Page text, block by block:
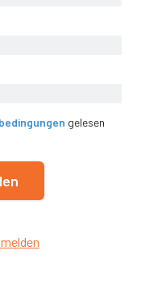
gelesen